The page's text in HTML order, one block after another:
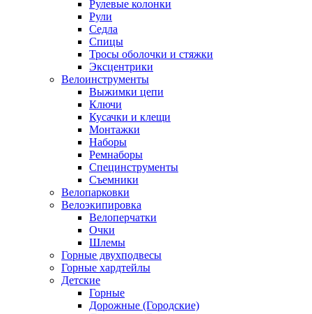
Рулевые колонки
Рули
Седла
Спицы
Тросы оболочки и стяжки
Эксцентрики
Велоинструменты
Выжимки цепи
Ключи
Кусачки и клещи
Монтажки
Наборы
Ремнаборы
Специнструменты
Съемники
Велопарковки
Велоэкипировка
Велоперчатки
Очки
Шлемы
Горные двухподвесы
Горные хардтейлы
Детские
Горные
Дорожные (Городские)